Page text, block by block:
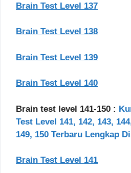
Brain Test Level 137
Brain Test Level 138
Brain Test Level 139
Brain Test Level 140
Brain test level 141-150 :
Test Level 141, 142, 143,
149, 150 Terbaru Lengkap
Brain Test Level 141